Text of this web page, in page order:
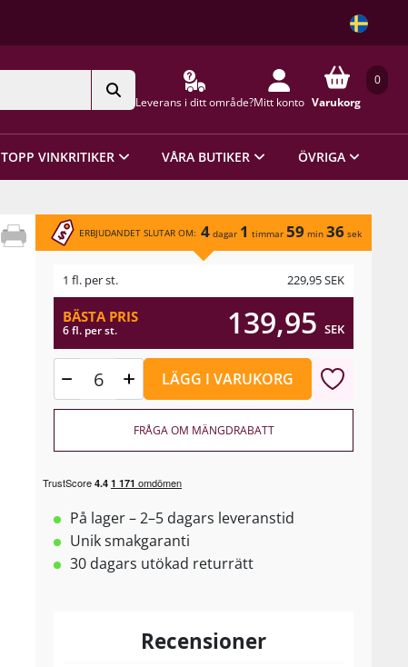
Leverans i ditt område?Mitt konto
0
Varukorg
TOPP VINKRITIKER VÅRA BUTIKER ÖVRIGA
ERBJUDANDET SLUTAR OM: 4dagar 1 timmar 59 min 36sek
1 fl. per st. 229,95SEK
BÄSTA PRIS
6 fl. per st. 139,95 SEK
LÄGG I VARUKORG
FRÅGA OM MÄNGDRABATT
På lager – 2–5 dagars leveranstid
Unik smakgaranti
30 dagars utökad returrätt
Recensioner